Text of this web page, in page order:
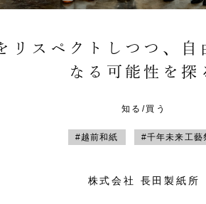
リスペクトしつつ、自
なる可能性を探
知る/買う
#越前和紙 #千年未来工藝
株式会社 長田製紙所